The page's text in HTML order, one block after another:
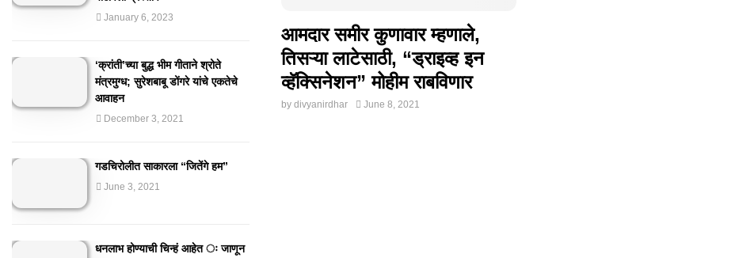
आमदार समीर कुणावार म्हणाले,
तिसऱ्या लाटेसाठी, “ड्राइव्ह इन
व्हॅक्सिनेशन” मोहीम राबविणार
by divyanirdhar June 8, 2021
January 6, 2023
‘क्रांती’च्या बुद्ध भीम गीताने श्रोते
मंत्रमुग्ध; सुरेशबाबू डोंगरे यांचे एकतेचे
आवाहन
December 3, 2021
गडचिरोलीत साकारला “जितेंगे हम”
June 3, 2021
धनलाभ होण्याची चिन्हं आहेत ः जाणून